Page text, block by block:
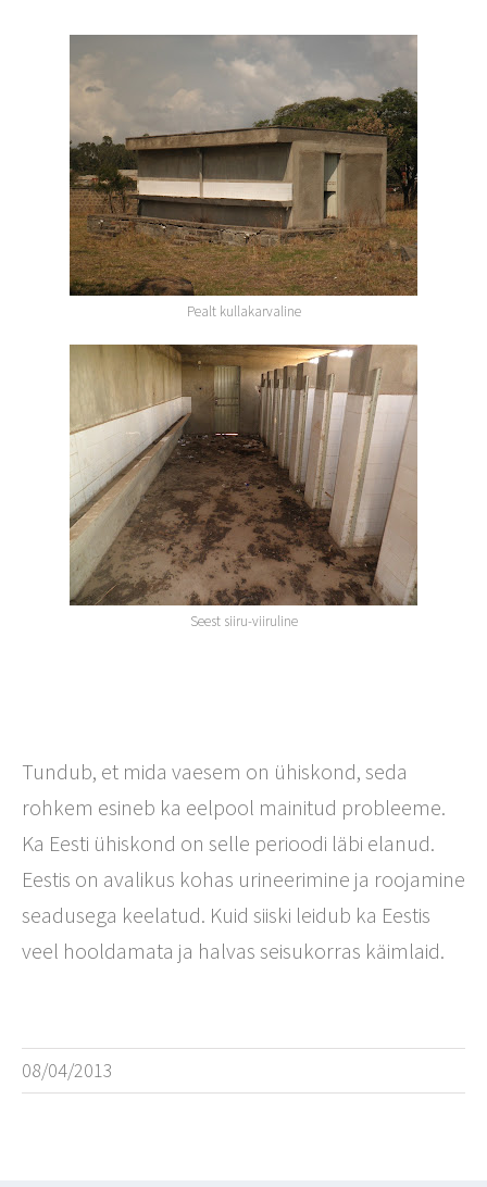
Pealt kullakarvaline
Seest siiru-viiruline
Tundub, et mida vaesem on ühiskond, seda
rohkem esineb ka eelpool mainitud probleeme.
Ka Eesti ühiskond on selle perioodi läbi elanud.
Eestis on avalikus kohas urineerimine ja roojamine
seadusega keelatud. Kuid siiski leidub ka Eestis
veel hooldamata ja halvas seisukorras käimlaid.
08/04/2013